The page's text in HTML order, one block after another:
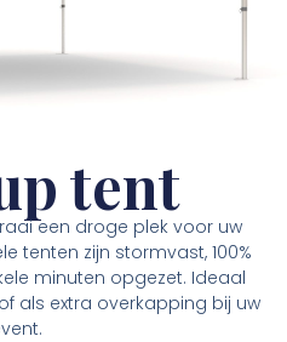
tent
een droge plek voor uw
tenten zijn stormvast, 100%
minuten opgezet. Ideaal
als extra overkapping bij uw